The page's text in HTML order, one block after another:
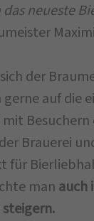
neueste
der
auf die
Besuchern
Brauerei
für
man auch